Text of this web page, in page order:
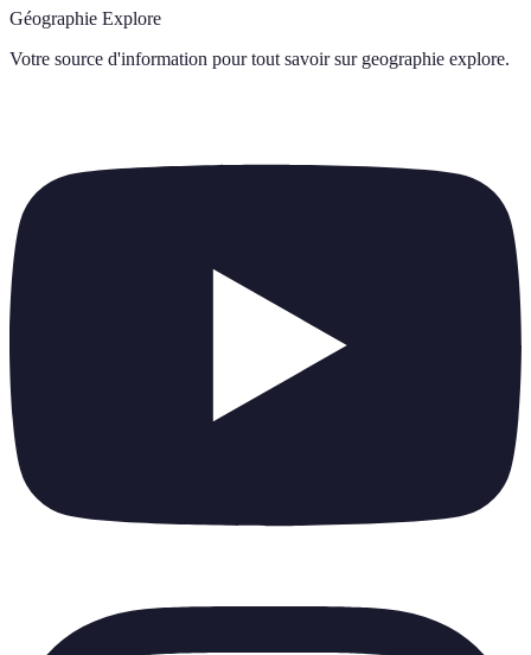
Géographie Explore
Votre source d'information pour tout savoir sur geographie explore.